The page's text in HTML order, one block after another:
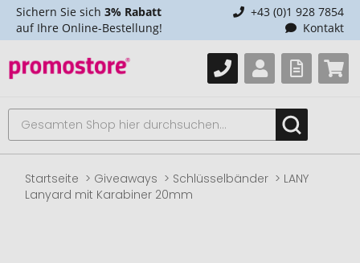
Sichern Sie sich 3% Rabatt
auf Ihre Online-Bestellung!
+43 (0)1 928 7854
Kontakt
Startseite Giveaways Schlüsselbänder
LANY
Lanyard mit Karabiner 20mm